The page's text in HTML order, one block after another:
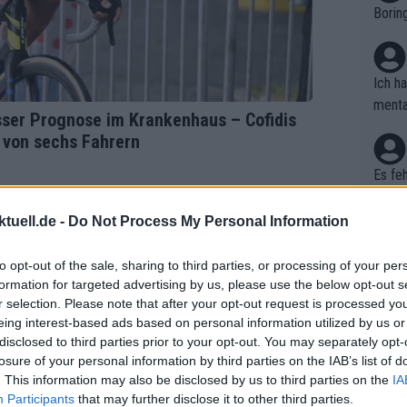
- Do Not Process My Personal Information
opt-out of the sale, sharing to third parties, or processing of your
for targeted advertising by us, please use the below opt-out
selection. Please note that after your opt-out request is processed
interest-based ads based on personal information utilized by us
to third parties prior to your opt-out. You may separately
of your personal information by third parties on the IAB’s list of
This information may also be disclosed by us to third parties on the
Participants that may further disclose it to other third parties.
Prognose im Krankenhaus – Cofidis
sechs Fahrern
zte
ng
reits
Die
pe
Tour
arten
kaum
er,
Ich
Es
wo
kann